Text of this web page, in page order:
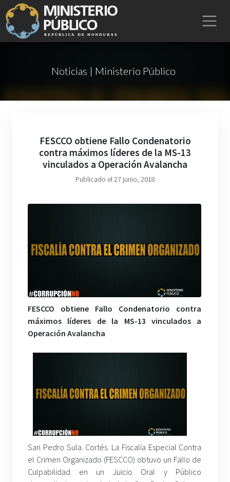
Noticias | Ministerio Público
FESCCO obtiene Fallo Condenatorio
contra máximos líderes de la MS-13
vinculados a Operación Avalancha
Publicado el 27 junio, 2018
FESCCO obtiene Fallo Condenatorio contra
máximos líderes de la MS-13 vinculados a
Operación Avalancha
San Pedro Sula. Cortés. La Fiscalía Especial Contra
el Crimen Organizado (FESCCO) obtuvo un Fallo de
Culpabilidad en un Juicio Oral y Público